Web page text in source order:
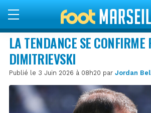
LA TENDANCE SE CONFIRME
DIMITRIEVSKI
Publié le 3 Juin 2026 à 08h20 par Jordan